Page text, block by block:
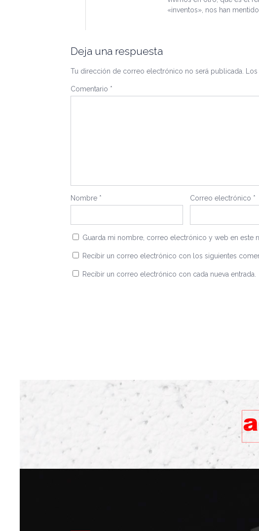
«inventos», nos han mentido
Deja una respuesta
Tu dirección de correo electrónico no será publicada.
Comentario *
Nombre * Correo electrónico *
Guarda mi nombre, correo electrónico y web en este
Recibir un correo electrónico con los siguientes
Recibir un correo electrónico con cada nueva entrada.